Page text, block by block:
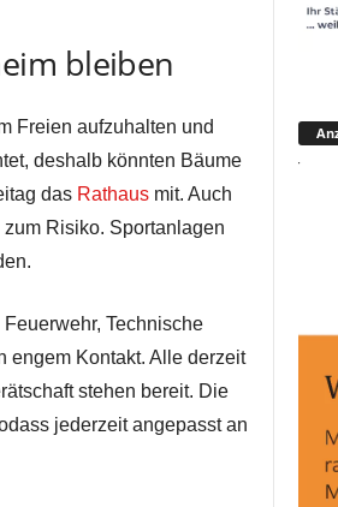
bleiben
Freien aufzuhalten und
deshalb könnten Bäume
das Rathausmit. Auch
Risiko. Sportanlagen
Feuerwehr, Technische
engem Kontakt. Alle derzeit
stehen bereit. Die
jederzeit angepasst an